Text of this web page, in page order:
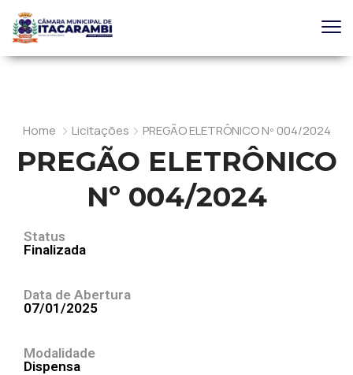
Home Licitações PREGÃO ELETRÔNICO Nº 004/2024
PREGÃO ELETRÔNICO
Nº 004/2024
Status
Finalizada
Data de Abertura
07/01/2025
Modalidade
Dispensa